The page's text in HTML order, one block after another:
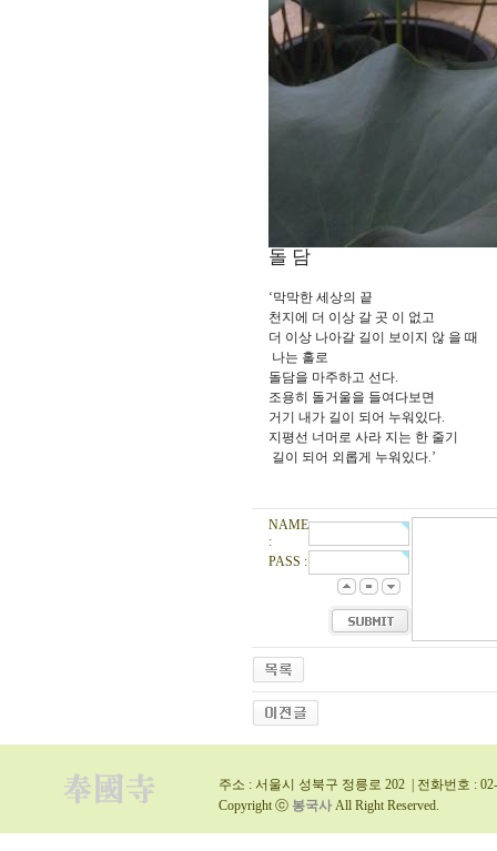
돌 담
‘막막한 세상의 끝
천지에 더 이상 갈 곳 이 없고
더 이상 나아갈 길이 보이지 않 을 때
나는 홀로
돌담을 마주하고 선다.
조용히 돌거울을 들여다보면
거기 내가 길이 되어 누워있다.
지평선 너머로 사라 지는 한 줄기
길이 되어 외롭게 누워있다.’
NAME
:
PASS :
주소 : 서울시 성북구 정릉로 202 | 전화번호 :
Copyright ⓒ 봉국사 All Right Reserved.